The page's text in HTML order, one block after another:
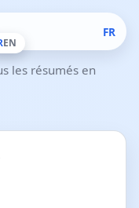
les résumés en
EN
FR